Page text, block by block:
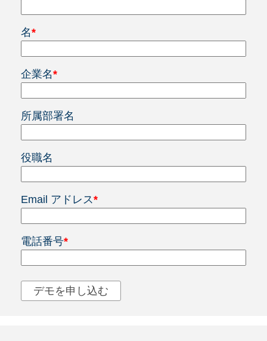
名*
企業名*
所属部署名
役職名
Email アドレス*
電話番号*